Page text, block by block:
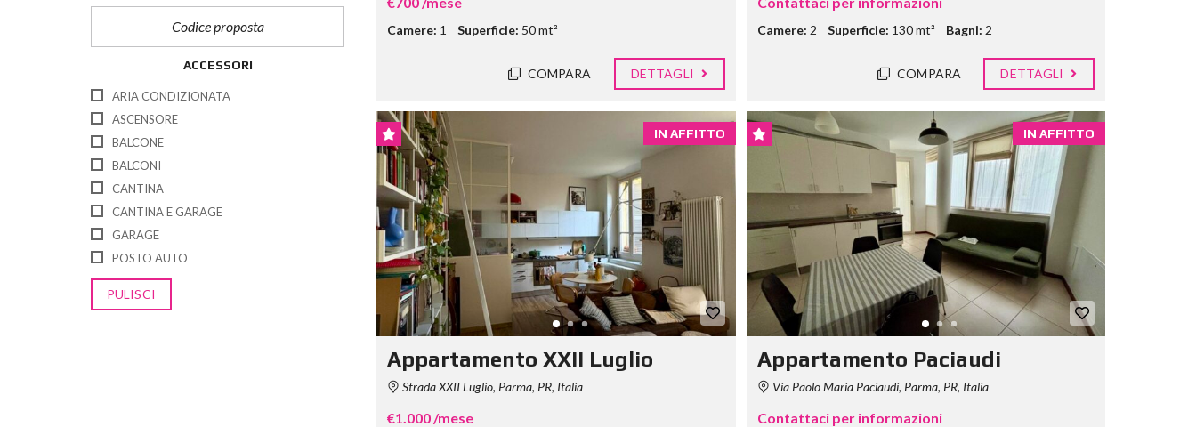
ACCESSORI
ARIA CONDIZIONATA
ASCENSORE
BALCONE
BALCONI
CANTINA
CANTINA E GARAGE
GARAGE
POSTO AUTO
PULISCI
Camere: 1 Superficie: 50 mt²
COMPARA DETTAGLI
Camere: 2 Superficie: 130 mt² Bagni: 2
COMPARA DETTAGLI
IN AFFITTO
Appartamento XXII Luglio
Strada XXII Luglio, Parma, PR, Italia
€1.000 /mese
IN AFFITTO
Appartamento Paciaudi
Via Paolo Maria Paciaudi, Parma, PR, Italia
Contattaci per informazioni